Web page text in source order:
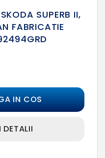
SUPERB II,
FABRICATIE
IN COS
DETALII